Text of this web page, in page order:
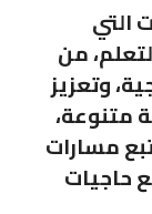
التي
من
وتعزيز
متنوعة،
مسارات
حاجيات